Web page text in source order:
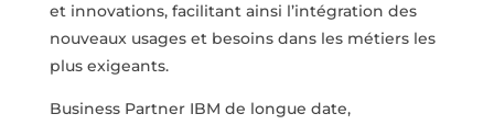
et innovations, facilitant ainsi l’intégration des
nouveaux usages et besoins dans les métiers les
plus exigeants.
Business Partner IBM de longue date,